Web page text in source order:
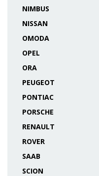
NIMBUS
NISSAN
OMODA
OPEL
ORA
PEUGEOT
PONTIAC
PORSCHE
RENAULT
ROVER
SAAB
SCION